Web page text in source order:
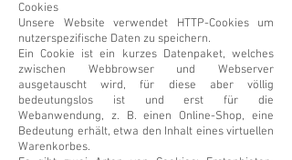
Cookies
Unsere Website verwendet HTTP-Cookies um
nutzerspezifische Daten zu speichern.
Ein Cookie ist ein kurzes Datenpaket, welches
zwischen Webbrowser und Webserver
ausgetauscht wird, für diese aber völlig
bedeutungslos ist und erst für die
Webanwendung, z. B. einen Online-Shop, eine
Bedeutung erhält, etwa den Inhalt eines virtuellen
Warenkorbes.